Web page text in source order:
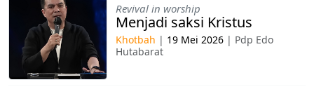
Revival in worship
Menjadi saksi Kristus
Khotbah | 19 Mei 2026 | Pdp Edo
Hutabarat